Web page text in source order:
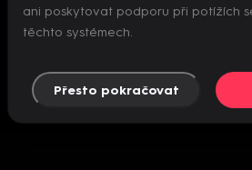
Nepodařilo se
ani poskytovat podporu při potížích
těchto systémech.
Přesto pokračovat